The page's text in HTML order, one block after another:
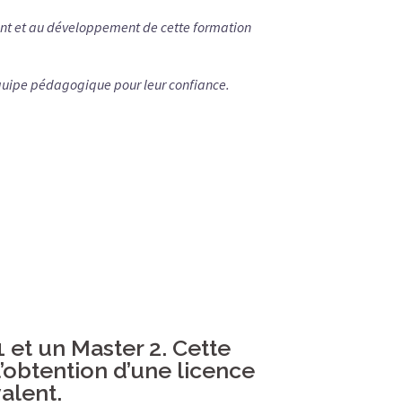
et au développement de cette formation
pédagogique pour leur confiance.
un Master 2. Cette
d’une licence